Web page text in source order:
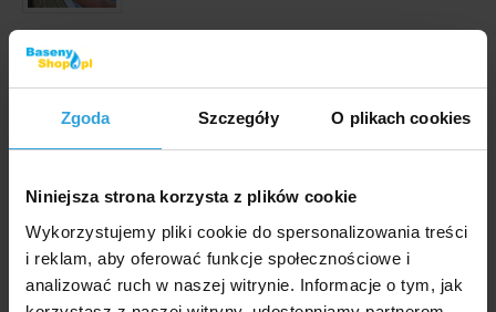
Zgoda Szczegóły O plikach cookies
Niniejsza strona korzysta z plików cookie
Wykorzystujemy pliki cookie do spersonalizowania treści
i reklam, aby oferować funkcje społecznościowe i
analizować ruch w naszej witrynie. Informacje o tym, jak
Zdjęcia i filmy mają wyłącznie charakter ilustracyjny.
Wymienna folia basenowa do basenów naziemnych
GRE Nature Wood Violette 5,11 x 1,24m.
Marka: GRE
Dostępność: Niedostępne